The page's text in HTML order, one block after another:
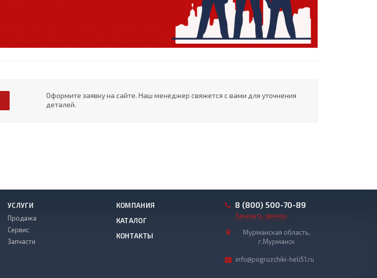
Оформите заявку на сайте. Наш менеджер свяжется с вами для уточнения
деталей.
УСЛУГИ
Продажа
Сервис
Запчасти
КОМПАНИЯ
КАТАЛОГ
КОНТАКТЫ
8 (800) 500-70-89
Заказать звонок
Мурманская область,
г.Мурманск
info@pogruzchiki-heli51.ru